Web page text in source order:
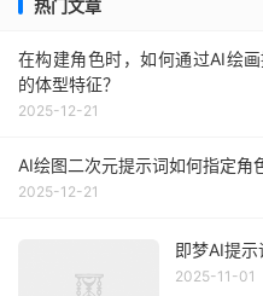
热门文章
在构建角色时，如何通过AI绘
的体型特征？
2025-12-21
AI绘图二次元提示词如何指定角
2025-12-21
即梦AI提示
2025-11-01